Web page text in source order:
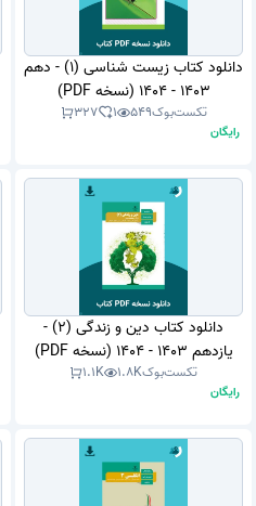
دانلود کتاب زیست شناسی (1) - دهم
1403 - 1404 (نسخه PDF)
تکست‌بوک549
1
327
رایگان
دانلود کتاب دین و زندگی (2) -
یازدهم 1403 - 1404 (نسخه PDF)
تکست‌بوک1.8K
1.1K
رایگان